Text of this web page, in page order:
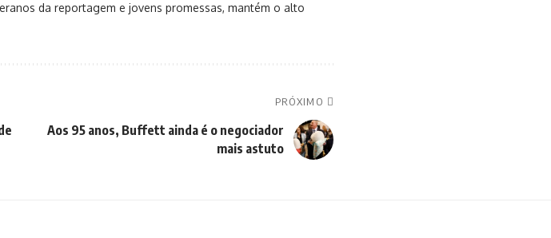
da reportagem e jovens promessas, mantém o alto
PRÓXIMO
Aos 95 anos, Buffett ainda é o negociador
mais astuto